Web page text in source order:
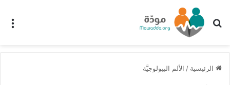
بحث عن
الرئيسية / الألم البيولوجيَّة